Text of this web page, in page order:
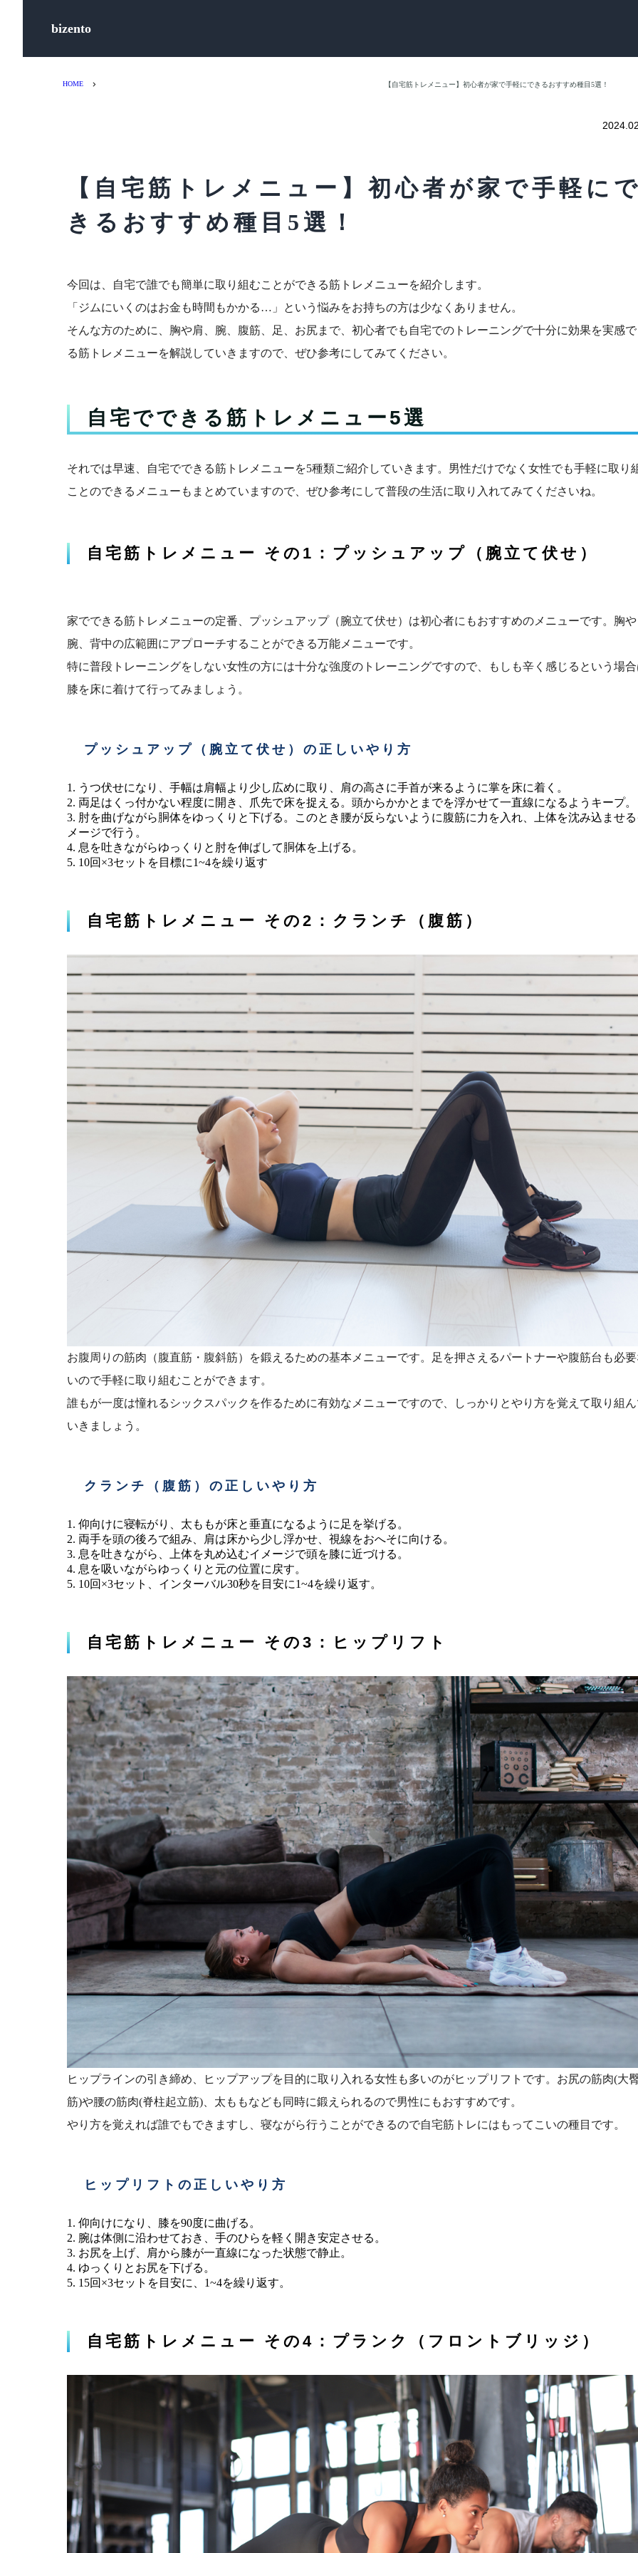
bizento
HOME 【自宅筋トレメニュー】初心者が家で手軽にできるおすすめ種目5選！
【自宅筋トレメニュー】初心者が家で手軽に
きるおすすめ種目5選！
今回は、自宅で誰でも簡単に取り組むことができる筋トレメニューを紹介します。
「ジムにいくのはお金も時間もかかる…」という悩みをお持ちの方は少なくありません。
そんな方のために、胸や肩、腕、腹筋、足、お尻まで、初心者でも自宅でのトレーニングで十分に効果を実感
る筋トレメニューを解説していきますので、ぜひ参考にしてみてください。
自宅でできる筋トレメニュー5選
それでは早速、自宅でできる筋トレメニューを5種類ご紹介していきます。男性だけでなく女性でも手軽に取り
ことのできるメニューもまとめていますので、ぜひ参考にして普段の生活に取り入れてみてくださいね。
自宅筋トレメニュー その1：プッシュアップ（腕立て伏せ）
家でできる筋トレメニューの定番、プッシュアップ（腕立て伏せ）は初心者にもおすすめのメニューです。胸や
腕、背中の広範囲にアプローチすることができる万能メニューです。
特に普段トレーニングをしない女性の方には十分な強度のトレーニングですので、もしも辛く感じるという場
膝を床に着けて行ってみましょう。
プッシュアップ（腕立て伏せ）の正しいやり方
うつ伏せになり、手幅は肩幅より少し広めに取り、肩の高さに手首が来るように掌を床に着く。
両足はくっ付かない程度に開き、爪先で床を捉える。頭からかかとまでを浮かせて一直線になるようキープ。
肘を曲げながら胴体をゆっくりと下げる。このとき腰が反らないように腹筋に力を入れ、上体を沈み込ませ
メージで行う。
息を吐きながらゆっくりと肘を伸ばして胴体を上げる。
10回×3セットを目標に1~4を繰り返す
自宅筋トレメニュー その2：クランチ（腹筋）
お腹周りの筋肉（腹直筋・腹斜筋）を鍛えるための基本メニューです。足を押さえるパートナーや腹筋台も必
いので手軽に取り組むことができます。
誰もが一度は憧れるシックスパックを作るために有効なメニューですので、しっかりとやり方を覚えて取り組
いきましょう。
クランチ（腹筋）の正しいやり方
仰向けに寝転がり、太ももが床と垂直になるように足を挙げる。
両手を頭の後ろで組み、肩は床から少し浮かせ、視線をおへそに向ける。
息を吐きながら、上体を丸め込むイメージで頭を膝に近づける。
息を吸いながらゆっくりと元の位置に戻す。
10回×3セット、インターバル30秒を目安に1~4を繰り返す。
自宅筋トレメニュー その3：ヒップリフト
ヒップラインの引き締め、ヒップアップを目的に取り入れる女性も多いのがヒップリフトです。お尻の筋肉(大
筋)や腰の筋肉(脊柱起立筋)、太ももなども同時に鍛えられるので男性にもおすすめです。
やり方を覚えれば誰でもできますし、寝ながら行うことができるので自宅筋トレにはもってこいの種目です。
ヒップリフトの正しいやり方
仰向けになり、膝を90度に曲げる。
腕は体側に沿わせておき、手のひらを軽く開き安定させる。
お尻を上げ、肩から膝が一直線になった状態で静止。
ゆっくりとお尻を下げる。
15回×3セットを目安に、1~4を繰り返す。
自宅筋トレメニュー その4：プランク（フロントブリッジ）